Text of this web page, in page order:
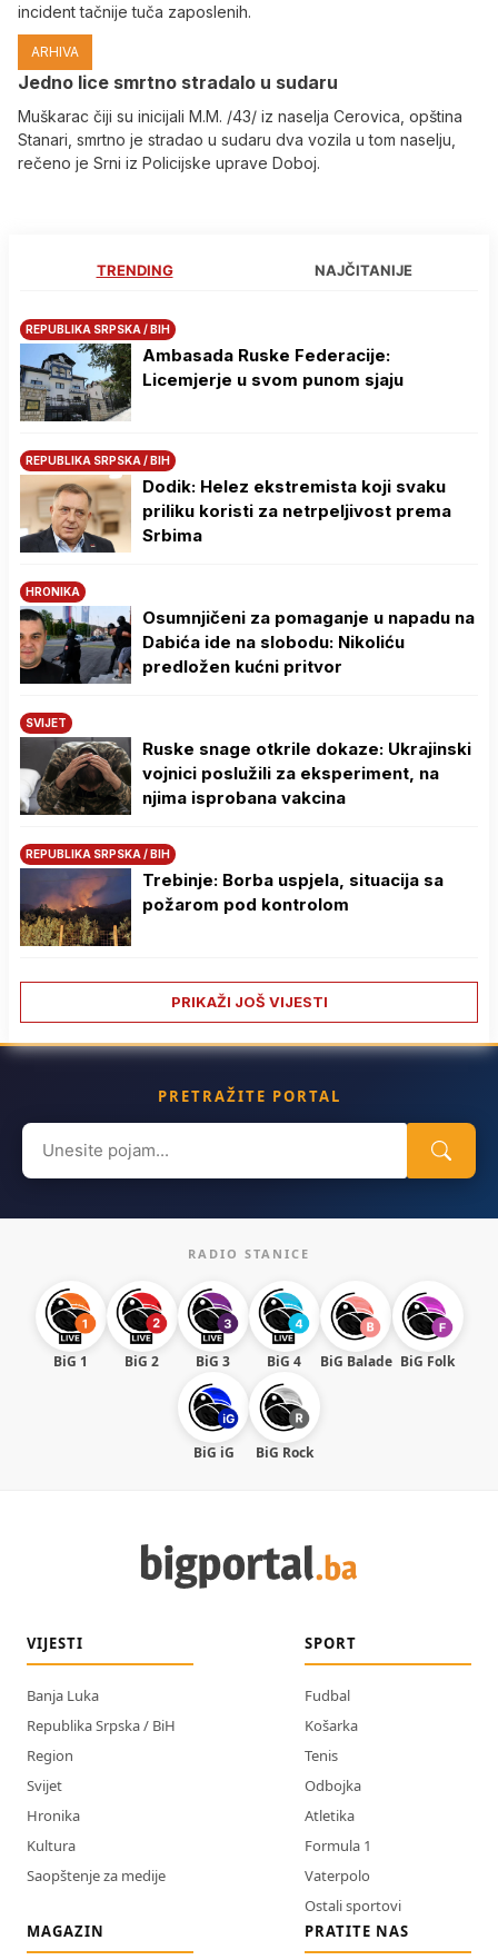
incident tačnije tuča zaposlenih.
ARHIVA
Јedno lice smrtno stradalo u sudaru
Muškarac čiji su inicijali M.M. /43/ iz naselja Cerovica, opština
Stanari, smrtno je stradao u sudaru dva vozila u tom naselju,
rečeno je Srni iz Policijske uprave Doboj.
TRENDING NAJČITANIJE
REPUBLIKA SRPSKA / BIH
Ambasada Ruske Federacije:
Licemjerje u svom punom sjaju
REPUBLIKA SRPSKA / BIH
Dodik: Helez ekstremista koji svaku
priliku koristi za netrpeljivost prema
Srbima
HRONIKA
Osumnjičeni za pomaganje u napadu na
Dabića ide na slobodu: Nikoliću
predložen kućni pritvor
SVIJET
Ruske snage otkrile dokaze: Ukrajinski
vojnici poslužili za eksperiment, na
njima isprobana vakcina
REPUBLIKA SRPSKA / BIH
Trebinje: Borba uspjela, situacija sa
požarom pod kontrolom
PRIKAŽI JOŠ VIJESTI
PRETRAŽITE PORTAL
Search
for:
RADIO STANICE
BiG 1 BiG 2 BiG 3 BiG 4 BiG Balade BiG Folk
BiG iG BiG Rock
VIJESTI
Banja Luka
Republika Srpska / BiH
Region
Svijet
Hronika
Kultura
Saopštenje za medije
SPORT
Fudbal
Košarka
Tenis
Odbojka
Atletika
Formula 1
Vaterpolo
Ostali sportovi
MAGAZIN
PRATITE NAS